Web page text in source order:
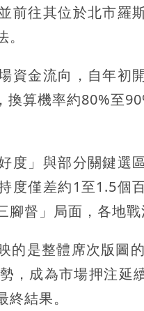
前往其位於北市羅
資金流向，自年初
算機率約80%至
度」與部分關鍵選
度僅差約1至1.5個
督」局面，各地戰
的是整體席次版圖
，成為市場押注延
結果。